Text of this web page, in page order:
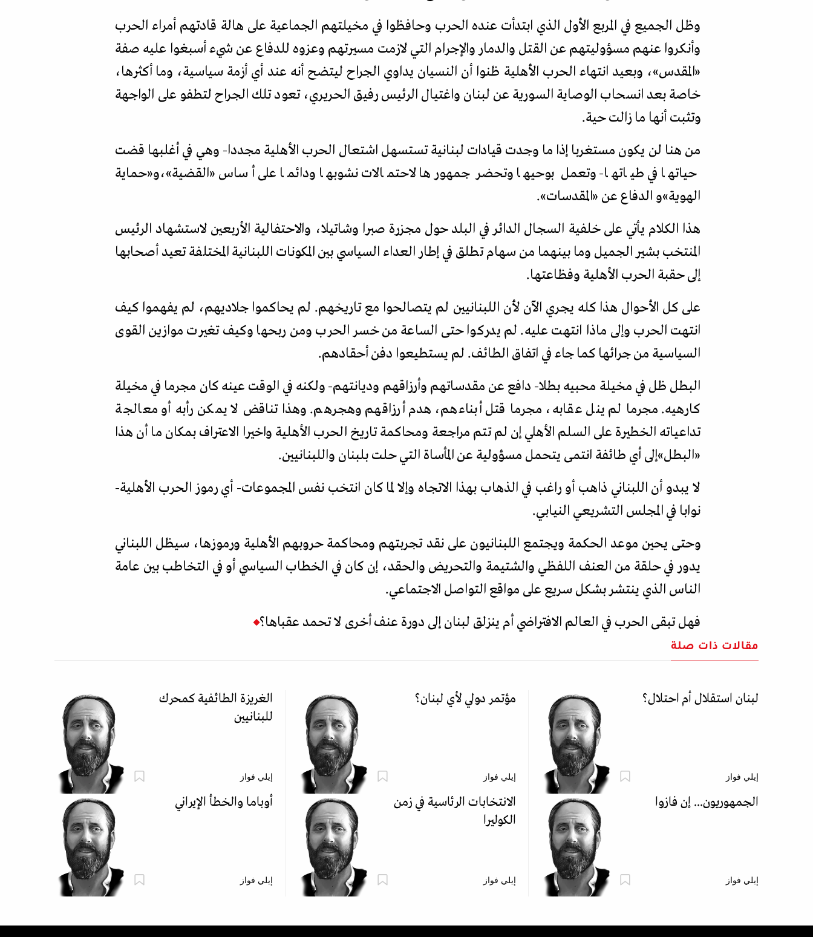
وظل الجميع في المربع الأول الذي ابتدأت عنده الحرب وحافظوا في مخيلتهم الجماعية على هالة قادتهم أمراء الحرب
وأنكروا عنهم مسؤوليتهم عن القتل والدمار والإجرام التي لازمت مسيرتهم وعزوه للدفاع عن شيء أسبغوا عليه صفة
«المقدس»، وبعيد انتهاء الحرب الأهلية ظنوا أن النسيان يداوي الجراح ليتضح أنه عند أي أزمة سياسية، وما أكثرها،
خاصة بعد انسحاب الوصاية السورية عن لبنان واغتيال الرئيس رفيق الحريري، تعود تلك الجراح لتطفو على الواجهة
وتثبت أنها ما زالت حية.
من هنا لن يكون مستغربا إذا ما وجدت قيادات لبنانية تستسهل اشتعال الحرب الأهلية مجددا- وهي في أغلبها قضت
حياتها في طياتها- وتعمل بوحيها وتحضر جمهورها لاحتمالات نشوبها ودائما على أساس «القضية»،و«حماية
الهوية»و الدفاع عن «المقدسات»
.
هذا الكلام يأتي على خلفية السجال الدائر في البلد حول مجزرة صبرا وشاتيلا، والاحتفالية الأربعين لاستشهاد الرئيس
المنتخب بشير الجميل وما بينهما من سهام تطلق في إطار العداء السياسي بين المكونات اللبنانية المختلفة تعيد أصحابها
إلى حقبة الحرب الأهلية وفظاعتها.
على كل الأحوال هذا كله يجري الآن لأن اللبنانيين لم يتصالحوا مع تاريخهم. لم يحاكموا جلاديهم، لم يفهموا كيف
انتهت الحرب وإلى ماذا انتهت عليه. لم يدركوا حتى الساعة من خسر الحرب ومن ربحها وكيف تغيرت موازين القوى
السياسية من جرائها كما جاء في اتفاق الطائف. لم يستطيعوا دفن أحقادهم.
البطل ظل في مخيلة محبيه بطلا- دافع عن مقدساتهم وأرزاقهم وديانتهم- ولكنه في الوقت عينه كان مجرما في مخيلة
كارهيه. مجرما لم ينل عقابه، مجرما قتل أبناءهم، هدم أرزاقهم وهجرهم. وهذا تناقض لا يمكن رأبه أو معالجة
تداعياته الخطيرة على السلم الأهلي إن لم تتم مراجعة ومحاكمة تاريخ الحرب الأهلية واخيرا الاعتراف بمكان ما أن هذا
«البطل»إلى أي طائفة انتمى يتحمل مسؤولية عن المأساة التي حلت بلبنان واللبنانيين.
لا يبدو أن اللبناني ذاهب أو راغب في الذهاب بهذا الاتجاه وإلا لما كان انتخب نفس المجموعات- أي رموز الحرب الأهلية-
نوابا في المجلس التشريعي النيابي.
وحتى يحين موعد الحكمة ويجتمع اللبنانيون على نقد تجربتهم ومحاكمة حروبهم الأهلية ورموزها، سيظل اللبناني
يدور في حلقة من العنف اللفظي والشتيمة والتحريض والحقد، إن كان في الخطاب السياسي أو في التخاطب بين عامة
الناس الذي ينتشر بشكل سريع على مواقع التواصل الاجتماعي.
فهل تبقى الحرب في العالم الافتراضي أم ينزلق لبنان إلى دورة عنف أخرى لا تحمد عقباها؟
مقالات ذات صلة
لبنان استقلال أم احتلال؟
إيلي فواز
مؤتمر دولي لأي لبنان؟
إيلي فواز
الغريزة الطائفية كمحرك
للبنانيين
إيلي فواز
الجمهوريون... إن فازوا
إيلي فواز
الانتخابات الرئاسية في زمن
الكوليرا
إيلي فواز
أوباما والخطأ الإيراني
إيلي فواز